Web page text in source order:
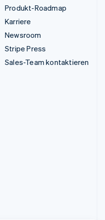
Produkt-Roadmap
Karriere
Newsroom
Stripe Press
Sales-Team kontaktieren